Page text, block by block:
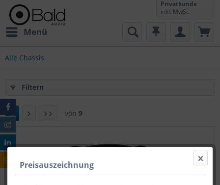
Menü
Privatkunde
inkl. MwSt.
Alle Chassis
Filtern
1 von 9
Preisauszeichnung